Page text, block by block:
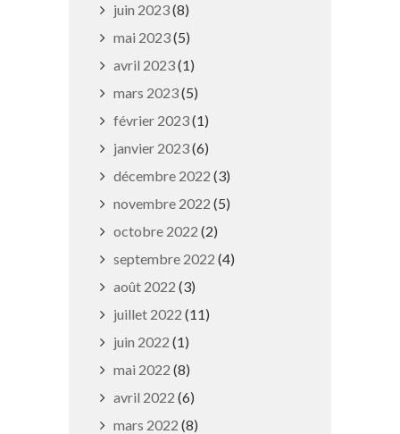
juin 2023(8)
mai 2023(5)
avril 2023(1)
mars 2023(5)
février 2023(1)
janvier 2023(6)
décembre 2022 (3)
novembre 2022 (5)
octobre 2022 (2)
septembre 2022 (4)
août 2022 (3)
juillet 2022 (11)
juin 2022 (1)
mai 2022 (8)
avril 2022 (6)
mars 2022 (8)
La Ville recrute !
11 septembre 2019